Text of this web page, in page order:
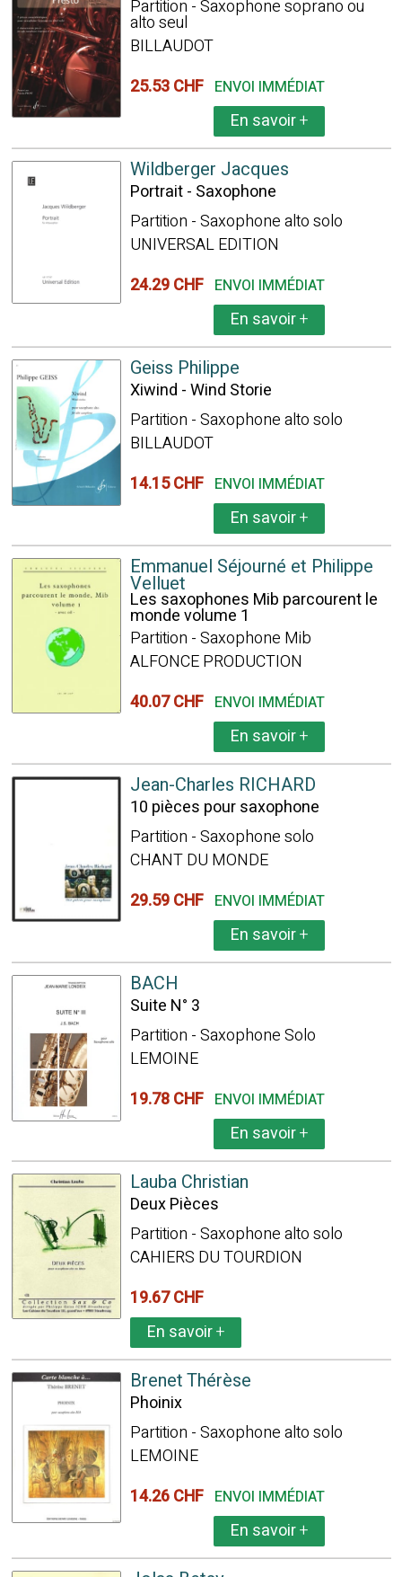
Partition - Saxophone soprano ou
alto seul
BILLAUDOT
25.53 CHF ENVOI IMMÉDIAT
En savoir+
Wildberger Jacques
Portrait - Saxophone
Partition - Saxophone alto solo
UNIVERSAL EDITION
24.29 CHF ENVOI IMMÉDIAT
En savoir+
Geiss Philippe
Xiwind - Wind Storie
Partition - Saxophone alto solo
BILLAUDOT
14.15 CHF ENVOI IMMÉDIAT
En savoir+
Emmanuel Séjourné et Philippe
Velluet
Les saxophones Mib parcourent le
monde volume 1
Partition - Saxophone Mib
ALFONCE PRODUCTION
40.07 CHF ENVOI IMMÉDIAT
En savoir+
Jean-Charles RICHARD
10 pièces pour saxophone
Partition - Saxophone solo
CHANT DU MONDE
29.59 CHF ENVOI IMMÉDIAT
En savoir+
BACH
Suite N° 3
Partition - Saxophone Solo
LEMOINE
19.78 CHF ENVOI IMMÉDIAT
En savoir+
Lauba Christian
Deux Pièces
Partition - Saxophone alto solo
CAHIERS DU TOURDION
19.67 CHF
En savoir+
Brenet Thérèse
Phoinix
Partition - Saxophone alto solo
LEMOINE
14.26 CHF ENVOI IMMÉDIAT
En savoir+